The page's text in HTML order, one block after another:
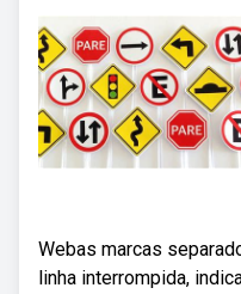
Webas marcas
linha interrompida,